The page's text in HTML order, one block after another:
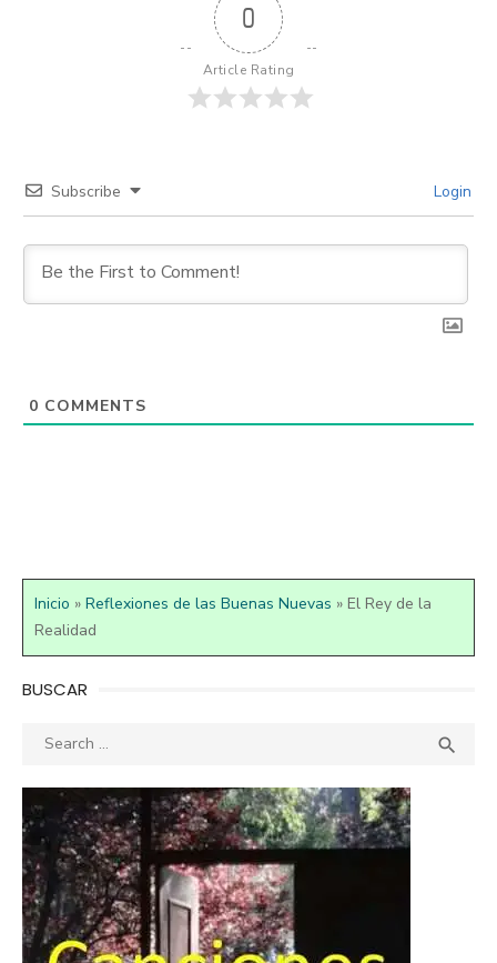
0
Article Rating
Subscribe Login
0 COMMENTS
Inicio » Reflexiones de las Buenas Nuevas » El Rey de la
Realidad
BUSCAR
Search
